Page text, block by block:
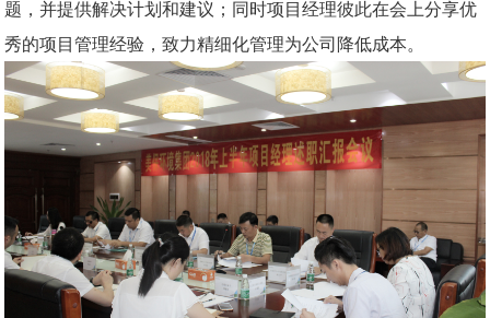
题，并提供解决计划和建议；同时项目经理彼此在会上分享优
秀的项目管理经验，致力精细化管理为公司降低成本。